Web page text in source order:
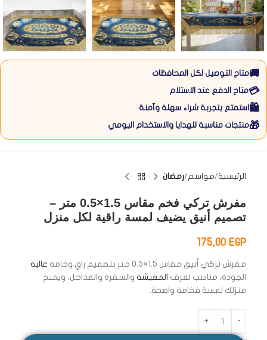
🚚متاح التوصيل لكل المحافظات
💳متاح الدفع عند الاستلام
🛍️ استمتع بتجربة شراء سهلة وآمنة
🎁منتجات مناسبة للهدايا والاستخدام اليومي
الرئيسية مواسم رمضان
مفرش تركي فخم مقاس 1.5×0.5 متر –
تصميم أنيق يضيف لمسة راقية لكل منزل
175,00 EGP
مفرش تركي أنيق مقاس 1.5×0.5 متر بتصميم راقٍ وخامة
عالية
الجودة، مناسب لغرف المعيشة والسفرة والمداخل، ويمنح
منزلك لمسة فخامة واضحة.